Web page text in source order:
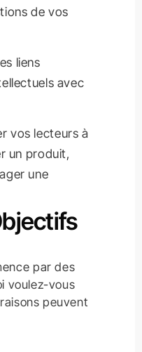
de vos
liens
avec
vos lecteurs à
un produit,
une
par des
voulez-vous
peuvent